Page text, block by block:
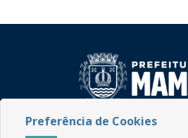
Rua do Imperador, 78, Centro
Preferência de Cookies